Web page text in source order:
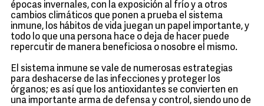
épocas invernales, con la exposición al frío y a otros
cambios climáticos que ponen a prueba el sistema
inmune, los hábitos de vida juegan un papel importante, y
todo lo que una persona hace o deja de hacer puede
repercutir de manera beneficiosa o nosobre el mismo.
El sistema inmune se vale de numerosas estrategias
para deshacerse de las infecciones y proteger los
órganos; es así que los antioxidantes se convierten en
una importante arma de defensa y control, siendo uno de